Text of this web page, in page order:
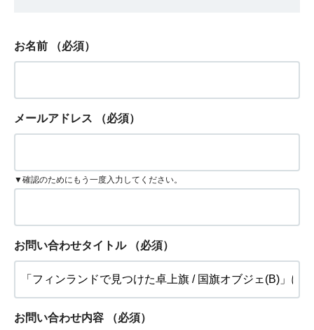
お名前 （必須）
メールアドレス （必須）
▼確認のためにもう一度入力してください。
お問い合わせタイトル （必須）
お問い合わせ内容 （必須）